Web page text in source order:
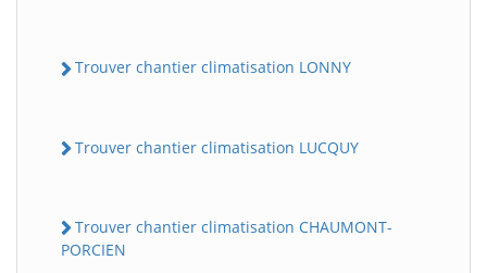
Trouver chantier climatisation LONNY
Trouver chantier climatisation LUCQUY
Trouver chantier climatisation CHAUMONT-
PORCIEN